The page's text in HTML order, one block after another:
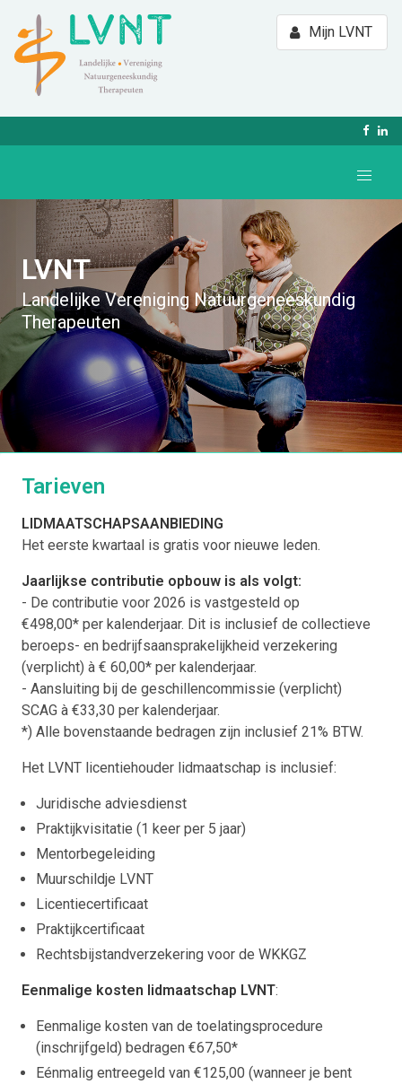
Mijn LVNT
LVNT
Landelijke Vereniging Natuurgeneeskundig
Therapeuten
Tarieven
LIDMAATSCHAPSAANBIEDING
Het eerste kwartaal is gratis voor nieuwe leden.
Jaarlijkse contributie opbouw is als volgt:
- De contributie voor 2026 is vastgesteld op
€498,00* per kalenderjaar. Dit is inclusief de collectieve
beroeps- en bedrijfsaansprakelijkheid verzekering
(verplicht) à € 60,00* per kalenderjaar.
- Aansluiting bij de geschillencommissie (verplicht)
SCAG à €33,30 per kalenderjaar.
*) Alle bovenstaande bedragen zijn inclusief 21% BTW.
Het LVNT licentiehouder lidmaatschap is inclusief:
Juridische adviesdienst
Praktijkvisitatie (1 keer per 5 jaar)
Mentorbegeleiding
Muurschildje LVNT
Licentiecertificaat
Praktijkcertificaat
Rechtsbijstandverzekering voor de WKKGZ
Eenmalige kosten lidmaatschap LVNT:
Eenmalige kosten van de toelatingsprocedure
(inschrijfgeld) bedragen €67,50*
Eénmalig entreegeld van €125,00 (wanneer je bent